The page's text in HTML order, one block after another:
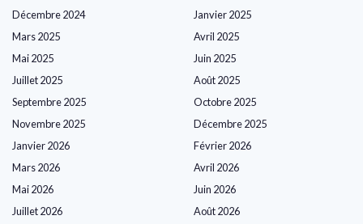
Décembre 2024
Janvier 2025
Mars 2025
Avril 2025
Mai 2025
Juin 2025
Juillet 2025
Août 2025
Septembre 2025
Octobre 2025
Novembre 2025
Décembre 2025
Janvier 2026
Février 2026
Mars 2026
Avril 2026
Mai 2026
Juin 2026
Juillet 2026
Août 2026